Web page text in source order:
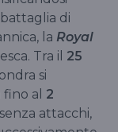
di
la Royal
Tra il 25
si
al 2
attacchi,